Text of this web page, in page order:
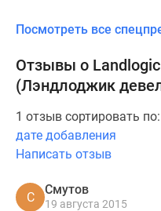
Посмотреть все
Отзывы о
(Лэндлоджик
1 отзыв сортировать по:
дате добавления
Написать отзыв
С
Смутов
19 августа 2015